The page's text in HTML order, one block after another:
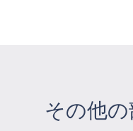
その他